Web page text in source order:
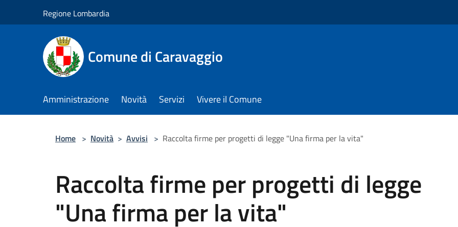
Regione Lombardia
Comune di Caravaggio
Amministrazione Novità Servizi Vivere il Comune
Home > Novità > Avvisi > Raccolta firme per progetti di legge "Una firma per la vita"
Raccolta firme per progetti di legge
"Una firma per la vita"